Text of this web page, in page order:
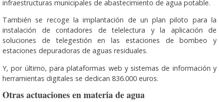
infraestructuras municipales de abastecimiento de agua potable.
También se recoge la implantación de un plan piloto para la
instalación de contadores de telelectura y la aplicación de
soluciones de telegestión en las estaciones de bombeo y
estaciones depuradoras de aguas residuales.
Y, por último, para plataformas web y sistemas de información y
herramientas digitales se dedican 836.000 euros.
Otras actuaciones en materia de agua